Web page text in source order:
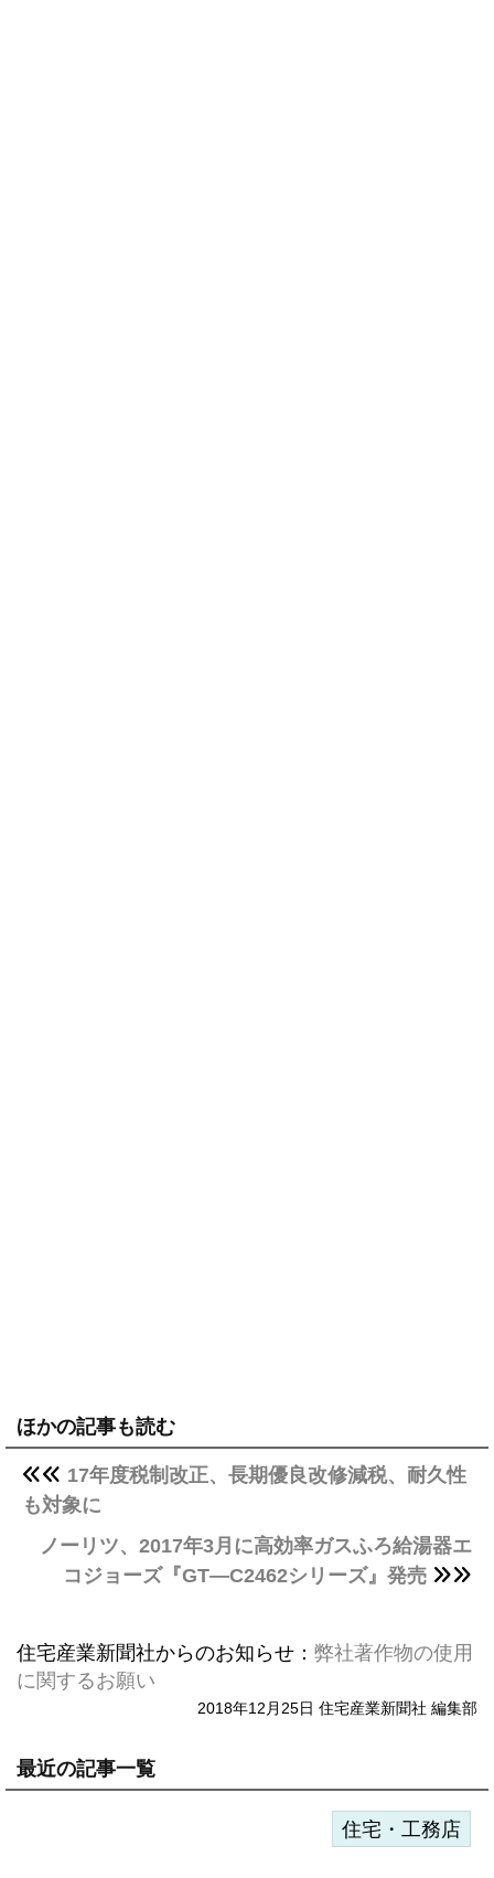
ほかの記事も読む
17年度税制改正、長期優良改修減税、耐久性
も対象に
ノーリツ、2017年3月に高効率ガスふろ給湯器エ
コジョーズ『GT―C2462シリーズ』発売
住宅産業新聞社からのお知らせ： 弊社著作物の使用
に関するお願い
2018年12月25日 住宅産業新聞社 編集部
最近の記事一覧
住宅・工務店